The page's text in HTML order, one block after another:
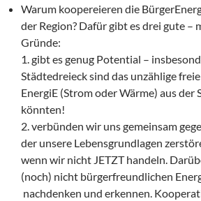
Warum koopereieren die
der Region? Dafür gibt es drei gute –
Gründe:
1. gibt es genug Potential –
Städtedreieck sind das unzählige
EnergiE (Strom oder Wärme) aus der
könnten!
2. verbünden wir uns gemeinsam
der unsere Lebensgrundlagen
wenn wir nicht JETZT handeln.
(noch) nicht bürgerfreundlichen
nachdenken und erkennen.